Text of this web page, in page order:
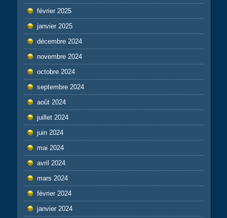
février 2025
janvier 2025
décembre 2024
novembre 2024
octobre 2024
septembre 2024
août 2024
juillet 2024
juin 2024
mai 2024
avril 2024
mars 2024
février 2024
janvier 2024